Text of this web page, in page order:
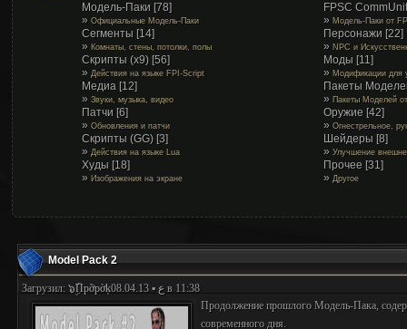
Модель-Паки [78]
» Официальные Модель-Паки
FPSC
» Модель-Паки от
Сегменты [14]
» Комнаты, стены, потолки, полы
Персонажи [22]
» NPC и
Скрипты (x9) [56]
» Действия на языке FPI-Script
Моды [11]
» Модификации для
Медиа [12]
» Звуки, музыка, видео
Пакеты
» Пакеты Моделей
Патчи [6]
» Обновления и патчи
Оружие [42]
» Огнестрельное,
Скрипты (GG) [3]
» Действия на языке Lua
Шейдеры [8]
» Улучшение
Худы [18]
» Изображения на экране
Прочее [31]
» Другое
Model Pack 2
Загрузил: ๖ۣۜПpỡpờķع ▪ 08.04.13 в 11:38
Продолжение прошлого Модель-Пака,
современного дня.